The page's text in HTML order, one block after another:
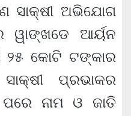
ସାକ୍ଷୀ ଅଭିଯୋଗ
ୱାଙ୍ଖଡେ ଆର୍ୟନ
୨୫ କୋଟି ଟଙ୍କାର
ପ୍ରଭାକର
ନାମ ଓ ଜାତି